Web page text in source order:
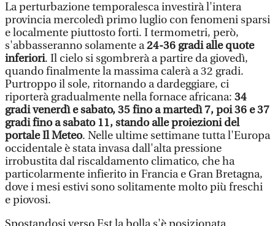
La perturbazione temporalesca investirà l'intera
provincia mercoledì primo luglio con fenomeni sparsi
e localmente piuttosto forti. I termometri, però,
s'abbasseranno solamente a24-36 gradi alle quote
inferiori. Il cielo si sgombrerà a partire da giovedì,
quando finalmente la massima calerà a 32 gradi.
Purtroppo il sole, ritornando a dardeggiare, ci
riporterà gradualmente nella fornace africana: 34
gradi venerdì e sabato, 35 fino a martedì 7, poi 36 e 37
gradi fino a sabato 11, stando alle proiezioni del
portale Il Meteo. Nelle ultime settimane tutta l'Europa
occidentale è stata invasa dall'alta pressione
irrobustita dal riscaldamento climatico, che ha
particolarmente infierito in Francia e Gran Bretagna,
dove i mesi estivi sono solitamente molto più freschi
e piovosi.